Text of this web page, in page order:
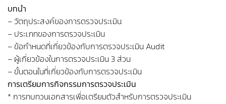
บทนำ
– วัตถุประสงค์ของการตรวจประเมิน
– ประเภทของการตรวจประเมิน
– ข้อกำหนดที่เกี่ยวข้องกับการตรวจประเมิน Audit
– ผู้เกี่ยวข้องในการตรวจประเมิน 3 ส่วน
– ขั้นตอนในที่เกี่ยวข้องกับการตรวจประเมิน
การเตรียมการกิจกรรมการตรวจประเมิน
* การทบทวนเอกสารเพื่อเตรียมตัวสำหรับการตรวจประเมิน